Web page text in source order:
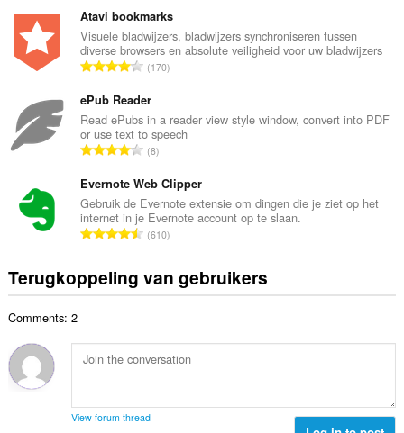
a
n
t
a
l
w
a
a
d
e
r
i
g
e
t
a
a
l
a
n
t
a
l
w
a
a
d
e
n
g
:
Atavi bookmarks
Visuele bladwijzers, bladwijzers synchroniseren tussen
diverse browsers en absolute veiligheid voor uw bladwijzers
T
t
a
a
l
a
n
t
a
w
a
d
i
n
170
ePub Reader
Read ePubs in a reader view style window, convert into PDF
or use text to speech
T
t
a
a
l
a
n
l
w
r
8
Evernote Web Clipper
Gebruik de Evernote extensie om dingen die je ziet op het
internet in je Evernote account op te slaan.
T
a
a
a
a
610
Terugkoppeling van gebruikers
Comments: 2
View forum thread